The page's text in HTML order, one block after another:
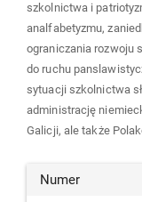
szkolnictwa i
analfabetyzmu,
ograniczania rozwoju
do ruchu
sytuacji szkolnictwa
administrację
Galicji, ale także
Article
Numer